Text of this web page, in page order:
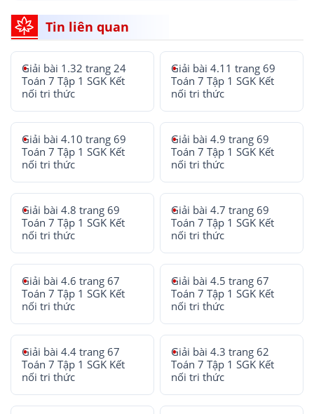
Tin liên quan
Giải bài 1.32 trang 24
Toán 7 Tập 1 SGK Kết
nối tri thức
Giải bài 4.11 trang 69
Toán 7 Tập 1 SGK Kết
nối tri thức
Giải bài 4.10 trang 69
Toán 7 Tập 1 SGK Kết
nối tri thức
Giải bài 4.9 trang 69
Toán 7 Tập 1 SGK Kết
nối tri thức
Giải bài 4.8 trang 69
Toán 7 Tập 1 SGK Kết
nối tri thức
Giải bài 4.7 trang 69
Toán 7 Tập 1 SGK Kết
nối tri thức
Giải bài 4.6 trang 67
Toán 7 Tập 1 SGK Kết
nối tri thức
Giải bài 4.5 trang 67
Toán 7 Tập 1 SGK Kết
nối tri thức
Giải bài 4.4 trang 67
Toán 7 Tập 1 SGK Kết
nối tri thức
Giải bài 4.3 trang 62
Toán 7 Tập 1 SGK Kết
nối tri thức